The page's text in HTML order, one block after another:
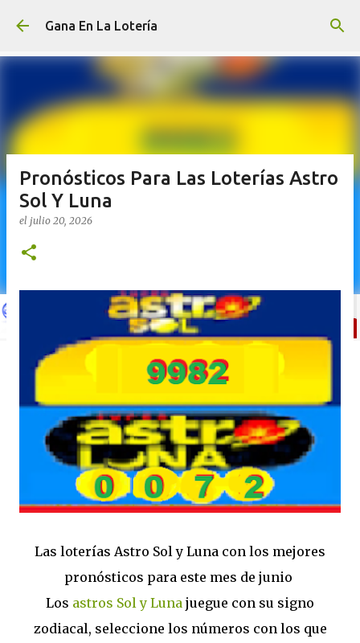
Ir al contenido principal
Gana En La Lotería
Pronósticos Para Las Loterías Astro
Sol Y Luna
el julio 20, 2026
Las loterías Astro Sol y Luna con los mejores
pronósticos para este mes de junio
Los astros Sol y Luna juegue con su signo
zodiacal, seleccione los números con los que